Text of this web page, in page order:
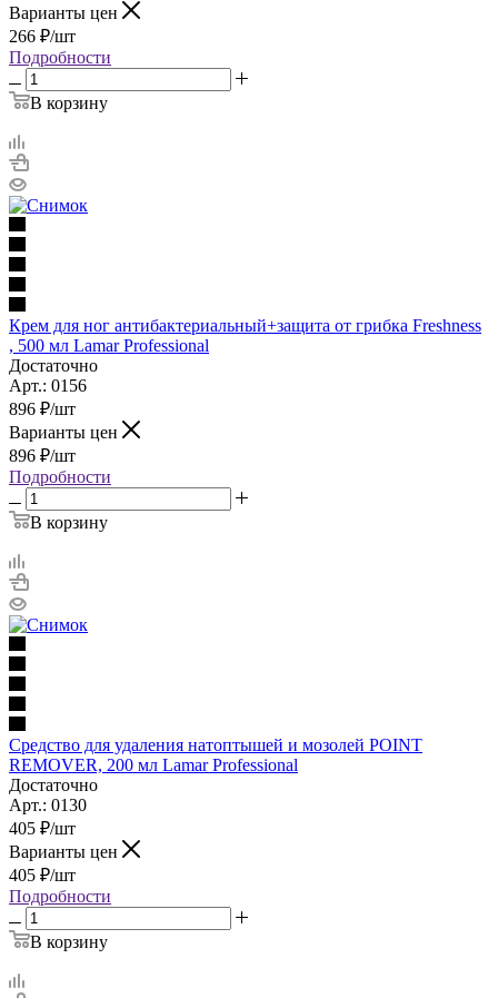
Варианты цен
266 ₽/шт
Подробности
В корзину
Крем для ног антибактериальный+защита от грибка Freshness
, 500 мл Lamar Professional
Достаточно
Арт.: 0156
896 ₽/шт
Варианты цен
896 ₽/шт
Подробности
В корзину
Средство для удаления натоптышей и мозолей POINT
REMOVER, 200 мл Lamar Professional
Достаточно
Арт.: 0130
405 ₽/шт
Варианты цен
405 ₽/шт
Подробности
В корзину